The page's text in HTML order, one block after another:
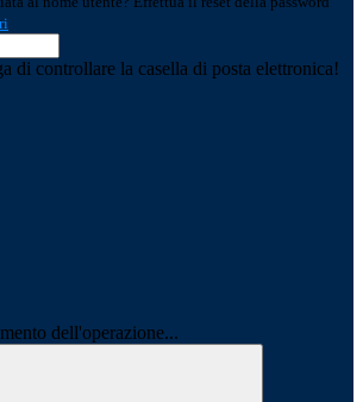
di controllare la casella di posta elettronica!
dell'operazione...